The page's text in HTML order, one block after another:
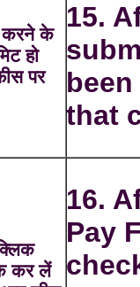
करने के
हो
पर
15.
that
कर लें
16.
Pay